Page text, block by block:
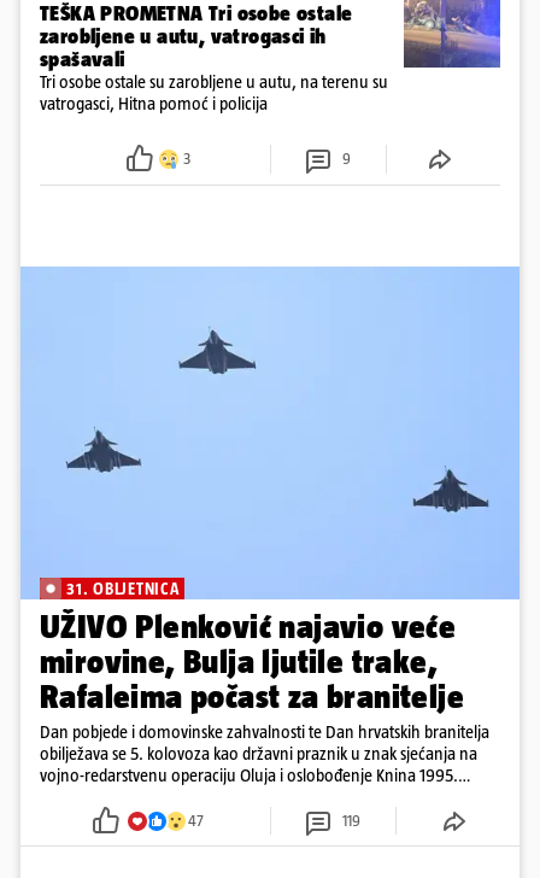
TEŠKA PROMETNA Tri osobe ostale
zarobljene u autu, vatrogasci ih
spašavali
Tri osobe ostale su zarobljene u autu, na terenu su
vatrogasci, Hitna pomoć i policija
3 9
31. OBLJETNICA
UŽIVO Plenković najavio veće
mirovine, Bulja ljutile trake,
Rafaleima počast za branitelje
Dan pobjede i domovinske zahvalnosti te Dan hrvatskih branitelja
obilježava se 5. kolovoza kao državni praznik u znak sjećanja na
vojno-redarstvenu operaciju Oluja i oslobođenje Knina 1995.
47 119